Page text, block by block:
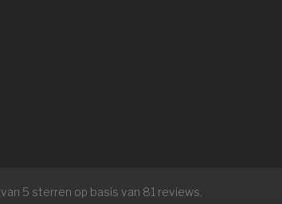
van 5 sterren op basis van 81 reviews.